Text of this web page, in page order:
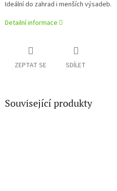
Ideální do zahrad i menších výsadeb.
Detailní informace
ZEPTAT SE SDÍLET
Související produkty